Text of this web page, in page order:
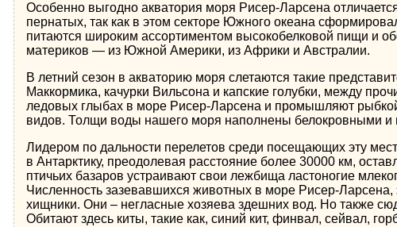
Особенно выгодно акватория моря Рисер-Ларсена
пернатых, так как в этом секторе Южного океана
питаются широким ассортиментом высокобелковой пищи и
материков — из Южной Америки, из Африки и Австралии.
В летний сезон в акваторию моря слетаются такие
Маккормика, качурки Вильсона и капские голубки, между
ледовых глыбах в море Рисер-Ларсена и промышляют
видов. Толщи воды нашего моря наполнены белокровными
Лидером по дальности перелетов среди посещающих эту
в Антарктику, преодолевая расстояние более 30000 км,
птичьих базаров устраивают свои лежбища ластоногие
Численность зазевавшихся животных в море Рисер-
хищники. Они – негласные хозяева здешних вод. Но также
Обитают здесь киты, такие как, синий кит, финвал, сейвал,